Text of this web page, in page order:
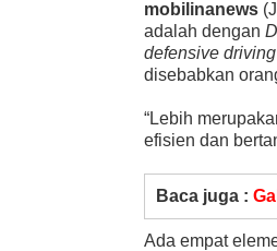
mobilinanews
adalah dengan
defensive driving
disebabkan
“Lebih
efisien dan
Baca juga :
Ada empat